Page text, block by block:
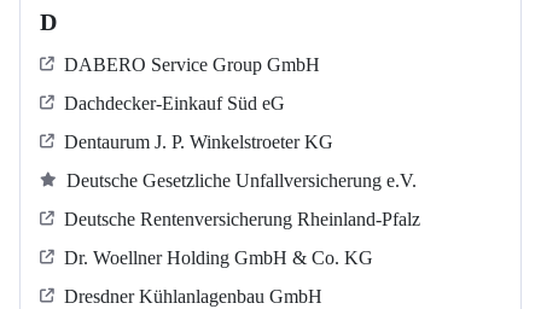
D
DABERO Service Group GmbH
Dachdecker-Einkauf Süd eG
Dentaurum J. P. Winkelstroeter KG
Deutsche Gesetzliche Unfallversicherung e.V.
Deutsche Rentenversicherung Rheinland-Pfalz
Dr. Woellner Holding GmbH & Co. KG
Dresdner Kühlanlagenbau GmbH